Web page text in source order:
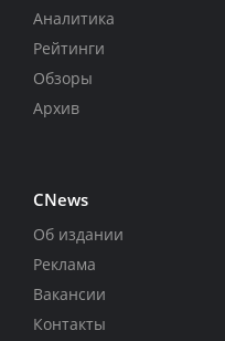
Аналитика
Рейтинги
Обзоры
Архив
CNews
Об издании
Реклама
Вакансии
Контакты